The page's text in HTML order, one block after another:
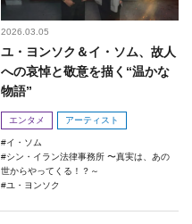
2026.03.05
ユ・ヨンソク＆イ・ソム、故人
への哀悼と敬意を描く“温かな
物語”
エンタメ アーティスト
イ・ソム
シン・イラン法律事務所 〜真実は、あの
世からやってくる！？～
ユ・ヨンソク